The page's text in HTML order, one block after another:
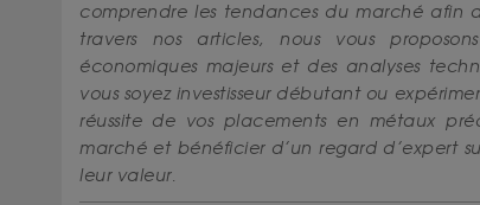
comprendre les tendances du marché afin
travers nos articles, nous vous
économiques majeurs et des analyses
vous soyez investisseur débutant ou
réussite de vos placements en métaux
marché et bénéficier d’un regard d’expert
leur valeur.